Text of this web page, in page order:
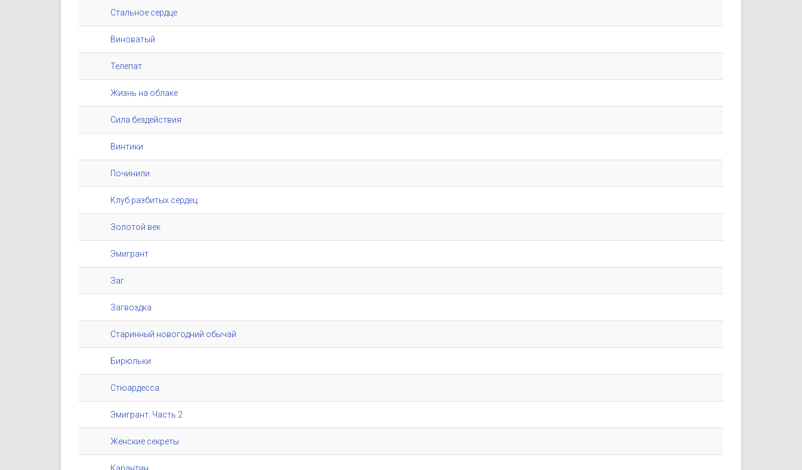
Стальное сердце
Виноватый
Телепат
Жизнь на облаке
Сила бездействия
Винтики
Починили
Клуб разбитых сердец
Золотой век
Эмигрант
Заг
Загвоздка
Старинный новогодний обычай
Бирюльки
Стюардесса
Эмигрант. Часть 2
Женские секреты